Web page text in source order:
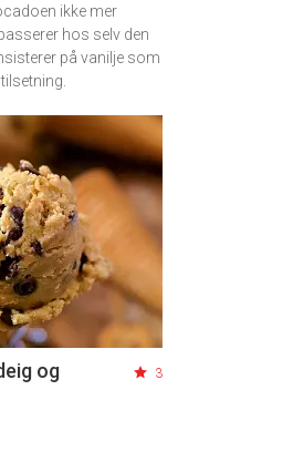
ikke mer
hos selv den
på vanilje som
og
3